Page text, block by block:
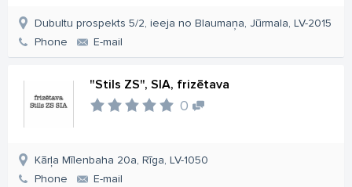
Dubultu prospekts 5/2, ieeja no Blaumaņa, Jūrmala, LV-2015
Phone
E-mail
"Stils ZS", SIA, frizētava
0
Kārļa Mīlenbaha 20a, Rīga, LV-1050
Phone
E-mail